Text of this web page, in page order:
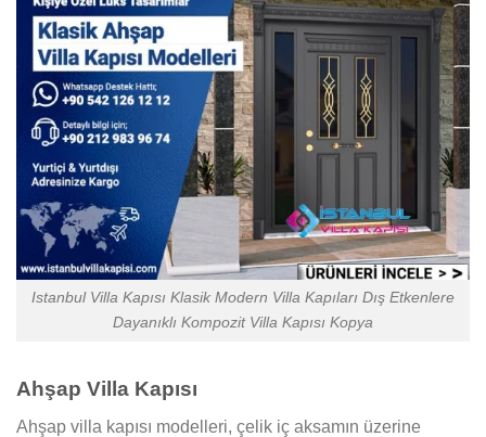
Istanbul Villa Kapısı Klasik Modern Villa Kapıları Dış Etkenlere
Dayanıklı Kompozit Villa Kapısı Kopya
Ahşap Villa Kapısı
Ahşap villa kapısı modelleri, çelik iç aksamın üzerine